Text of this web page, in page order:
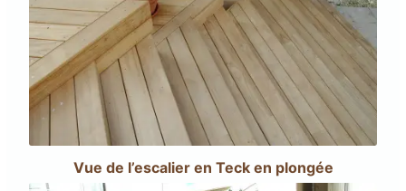
Vue de l’escalier en Teck en plongée